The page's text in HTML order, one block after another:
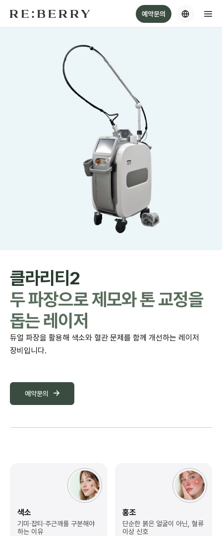
예약문의
클라리티2
두 파장으로 제모와 톤 교정을
돕는 레이저
듀얼 파장을 활용해 색소와 혈관 문제를 함께 개선하는 레이저
장비입니다.
예약문의
색소
기미·잡티·주근깨를 구분해야
하는 이유
홍조
단순한 붉은 얼굴이 아닌, 혈류
이상 신호